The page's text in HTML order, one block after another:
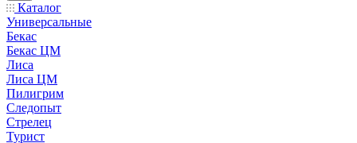
Каталог
Универсальные
Бекас
Бекас ЦМ
Лиса
Лиса ЦМ
Пилигрим
Следопыт
Стрелец
Турист